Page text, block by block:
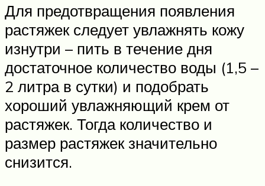
Для предотвращения появления
растяжек следует увлажнять кожу
изнутри – пить в течение дня
достаточное количество воды (1,5 –
2 литра в сутки) и подобрать
хороший увлажняющий крем от
растяжек. Тогда количество и
размер растяжек значительно
снизится.